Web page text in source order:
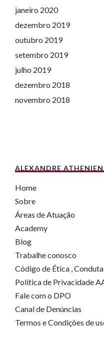
janeiro 2020
dezembro 2019
outubro 2019
setembro 2019
julho 2019
dezembro 2018
novembro 2018
ALEXANDRE
Home
Sobre
Áreas de Atuação
Academy
Blog
Trabalhe conosco
Código de Ética ,
Política de Privacidade
Fale com o DPO
Canal de Denúncias
Termos e Condições de